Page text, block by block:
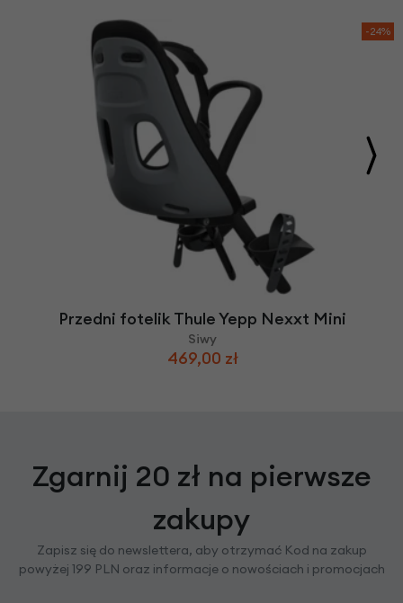
-24%
Przedni fotelik Thule Yepp Nexxt Mini
Siwy
469,00 zł
Zgarnij 20 zł na pierwsze
zakupy
Zapisz się do newslettera, aby otrzymać Kod na zakup
powyżej 199 PLN oraz informacje o nowościach i promocjach